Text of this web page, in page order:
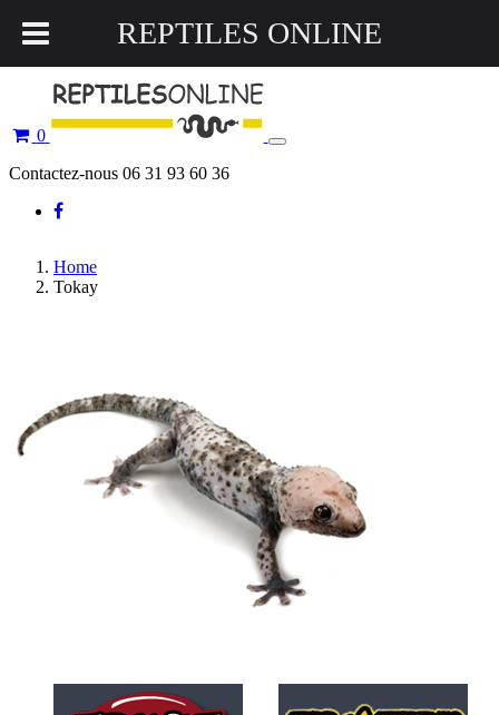
0
Toggle
Contactez-nous 06 31 93 60 36
Home
Tokay
REPTILES ONLINE